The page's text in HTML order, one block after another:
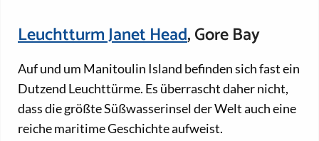
Leuchtturm Janet Head, Gore Bay
Auf und um Manitoulin Island befinden sich fast ein
Dutzend Leuchttürme. Es überrascht daher nicht,
dass die größte Süßwasserinsel der Welt auch eine
reiche maritime Geschichte aufweist.